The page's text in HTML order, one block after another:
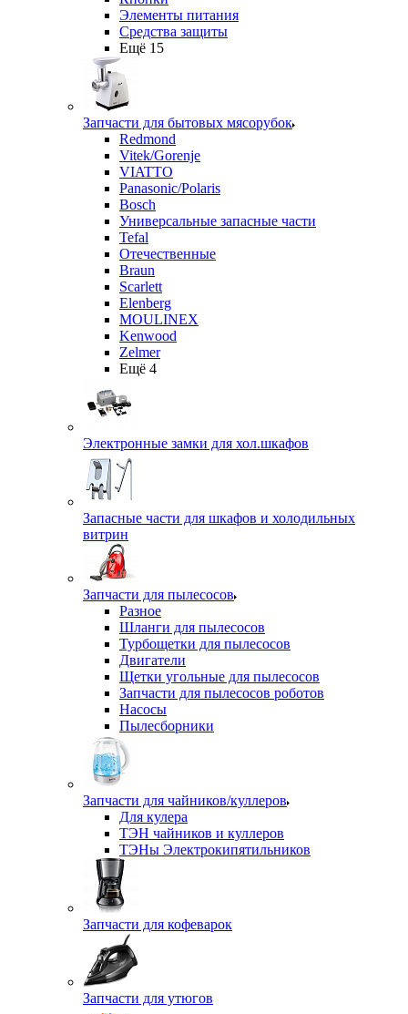
Элементы питания
Средства защиты
Ещё 15
Запчасти для бытовых мясорубок
Redmond
Vitek/Gorenje
VIATTO
Panasonic/Polaris
Bosch
Универсальные запасные части
Tefal
Отечественные
Braun
Scarlett
Elenberg
MOULINEX
Kenwood
Zelmer
Ещё 4
Электронные замки для хол.шкафов
Запасные части для шкафов и холодильных
витрин
Запчасти для пылесосов
Разное
Шланги для пылесосов
Турбощетки для пылесосов
Двигатели
Щетки угольные для пылесосов
Запчасти для пылесосов роботов
Насосы
Пылесборники
Запчасти для чайников/куллеров
Для кулера
ТЭН чайников и куллеров
ТЭНы Электрокипятильников
Запчасти для кофеварок
Запчасти для утюгов